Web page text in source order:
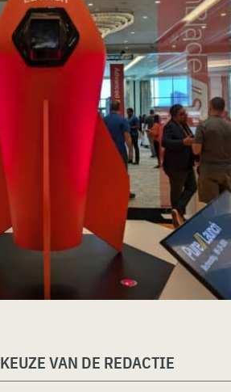
KEUZE VAN DE REDACTIE